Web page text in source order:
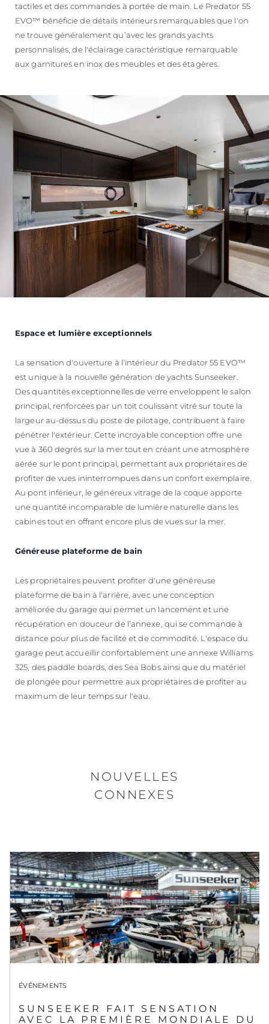
tactiles et des commandes à portée de main. Le Predator 55
EVO™ bénéficie de détails intérieurs remarquables que l'on
ne trouve généralement qu’avec les grands yachts
personnalisés, de l'éclairage caractéristique remarquable
aux garnitures en inox des meubles et des étagères.
Espace et lumière exceptionnels
La sensation d'ouverture à l'intérieur du Predator 55 EVO™
est unique à la nouvelle génération de yachts Sunseeker.
Des quantités exceptionnelles de verre enveloppent le salon
principal, renforcées par un toit coulissant vitré sur toute la
largeur au-dessus du poste de pilotage, contribuent à faire
pénétrer l'extérieur. Cette incroyable conception offre une
vue à 360 degrés sur la mer tout en créant une atmosphère
aérée sur le pont principal, permettant aux propriétaires de
profiter de vues ininterrompues dans un confort exemplaire.
Au pont inférieur, le généreux vitrage de la coque apporte
une quantité incomparable de lumière naturelle dans les
cabines tout en offrant encore plus de vues sur la mer.
Généreuse plateforme de bain
Les propriétaires peuvent profiter d'une généreuse
plateforme de bain à l'arrière, avec une conception
améliorée du garage qui permet un lancement et une
récupération en douceur de l’annexe, qui se commande à
distance pour plus de facilité et de commodité. L'espace du
garage peut accueillir confortablement une annexe Williams
325, des paddle boards, des Sea Bobs ainsi que du matériel
de plongée pour permettre aux propriétaires de profiter au
maximum de leur temps sur l'eau.
NOUVELLES
CONNEXES
ÉVÉNEMENTS
SUNSEEKER FAIT SENSATION
AVEC LA PREMIÈRE MONDIALE DU